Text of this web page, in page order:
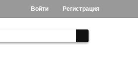
Войти Регистрация